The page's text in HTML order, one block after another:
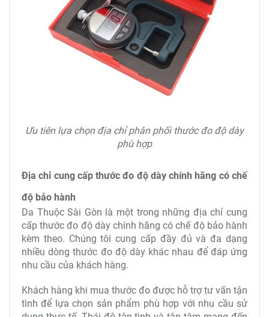
Ưu tiên lựa chọn địa chỉ phân phối thước đo độ dày
phù hợp
Địa chỉ cung cấp thước đo độ dày chính hãng có chế
độ bảo hành
Da Thuộc Sài Gòn là một trong những địa chỉ cung
cấp thước đo độ dày chính hãng có chế độ bảo hành
kèm theo. Chúng tôi cung cấp đầy đủ và đa dạng
nhiều dòng thước đo độ dày khác nhau để đáp ứng
nhu cầu của khách hàng.
Khách hàng khi mua thước đo được hỗ trợ tư vấn tận
tình để lựa chọn sản phẩm phù hợp với nhu cầu sử